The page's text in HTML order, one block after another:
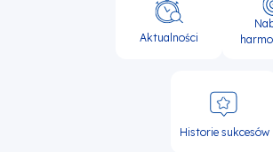
Główna
nawigacja
Aktualności
Historie sukcesów